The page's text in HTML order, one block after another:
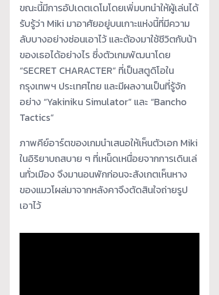
ขณะนี้มีการอัปเดตเดโมโดยเพิ่มบทนำให้ผู้เล่นได้
รับรู้ว่า Miki มาอาศัยอยู่บนเกาะแห่งนี้ที่มีความ
ลับบางอย่างซ่อนเอาไว้ และต้องมาใช้ชีวิตกับน้า
ของเธอได้อย่างไร ซึ่งตัวเกมพัฒนาโดย
“SECRET CHARACTER” ที่เป็นสตูดิโอใน
กรุงเทพฯ ประเทศไทย และมีผลงานเป็นที่รู้จัก
อย่าง “Yakiniku Simulator” และ “Bancho
Tactics”
ภาพคีย์อาร์ตของเกมนำเสนอให้เห็นตัวเอก Miki
ในอิริยาบถสบาย ๆ ที่เหน็ดเหนื่อยจากการเดินเล่
นทั่วเมือง จึงมานอนพักก่อนจะสังเกตเห็นหาง
ของแมวโผล่มาจากหลังคาจึงตัดสินใจถ่ายรูป
เอาไว้